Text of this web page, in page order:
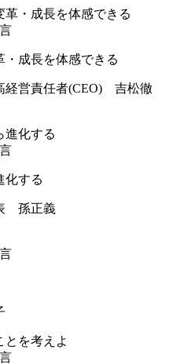
成長を体感できる
営責任者(CEO) 吉松徹
化する
孫正義